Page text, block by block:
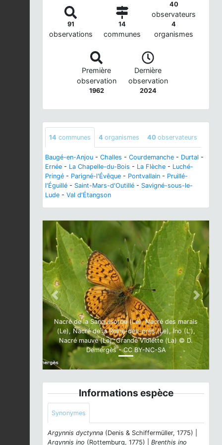
91
observations
14
communes
40
observateurs
4
organismes
Première
observation
1962
Dernière
observation
2024
14 communes 4 organismes 40 observateurs
Baugé-en-Anjou - Challes - Courdemanche - Durtal -
Ernée - La Chapelle-du-Bois - La Flèche - Luché-
Pringé - Parigné-l'Évêque - Pontvallain - Pruillé-
l'Éguillé - Saint-Mars-d'Outillé - Savigné-sous-le-
Lude - Val d'Étangson
Nacré de la Sanguisorbe (Le), Nacré des marais
(Le), Nacré de la Reine-des-prés (Le), Ino (L'),
Nacré mauve (Le), Grande Violette (La) © D.
Demergès - CC BY-NC-SA
Previous Next
Informations espèce
Synonymes
Argynnis dyctynna (Denis & Schiffermüller, 1775) |
Argynnis ino (Rottemburg, 1775) | Brenthis ino